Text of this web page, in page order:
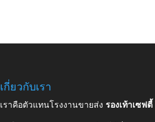
เกี่ยวกับเรา
เราคือตัวแทนโรงงานขายส่งรองเท้าเซฟตี้